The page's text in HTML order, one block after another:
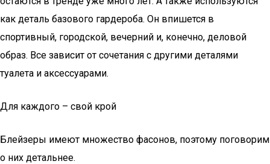
как деталь базового гардероба. Он впишется в
спортивный, городской, вечерний и, конечно, деловой
образ. Все зависит от сочетания с другими деталями
туалета и аксессуарами.
Для каждого – свой крой
Блейзеры имеют множество фасонов, поэтому поговорим
о них детальнее.